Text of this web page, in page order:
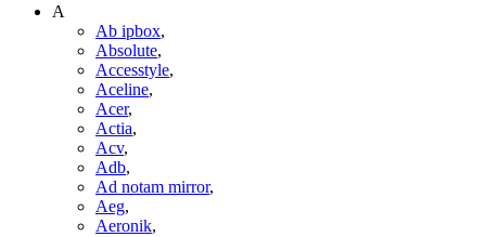
A
Ab ipbox,
Absolute,
Accesstyle,
Aceline,
Acer,
Actia,
Acv,
Adb,
Ad notam mirror,
Aeg,
Aeronik,